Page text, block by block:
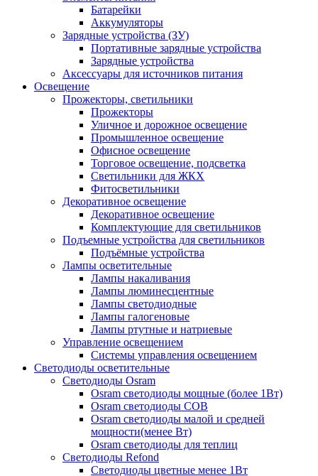
Батарейки
Аккумуляторы
Зарядные устройства (ЗУ)
Портативные зарядные устройства
Зарядные устройства
Аксессуары для источников питания
Освещение
Прожекторы, светильники
Прожекторы
Уличное и дорожное освещение
Промышленное освещение
Офисное освещение
Торговое освещение, подсветка
Светильники для ЖКХ
Фитосветильники
Декоративное освещение
Декоративное освещение
Комплектующие для светильников
Подъемные устройства для светильников
Подъёмные устройства
Лампы осветительные
Лампы накаливания
Лампы люминесцентные
Лампы светодиодные
Лампы галогеновые
Лампы ртутные и натриевые
Управление освещением
Системы управления освещением
Светодиоды осветительные
Светодиоды Osram
Osram светодиоды мощные (более 1Вт)
Osram светодиоды COB
Osram светодиоды малой и средней
мощности(менее Вт)
Osram светодиоды для теплиц
Светодиоды Refond
Светодиоды цветные менее 1Вт